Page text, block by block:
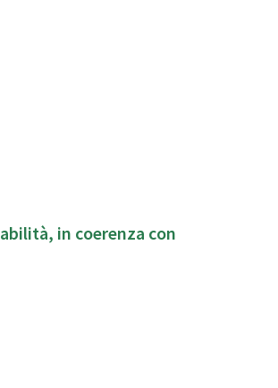
in coerenza con